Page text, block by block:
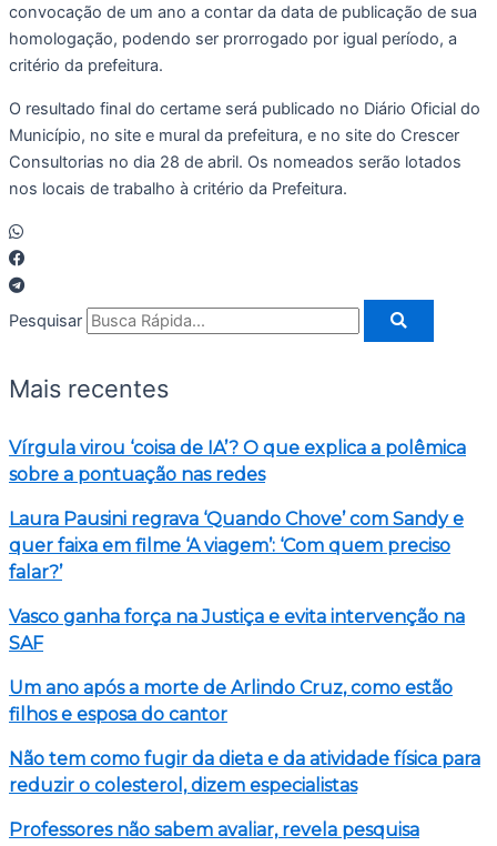
convocação de um ano a contar da data de publicação de sua
homologação, podendo ser prorrogado por igual período, a
critério da prefeitura.
O resultado final do certame será publicado no Diário Oficial do
Município, no site e mural da prefeitura, e no site do Crescer
Consultorias no dia 28 de abril. Os nomeados serão lotados
nos locais de trabalho à critério da Prefeitura.
Pesquisar
Mais recentes
Vírgula virou ‘coisa de IA’? O que explica a polêmica
sobre a pontuação nas redes
Laura Pausini regrava ‘Quando Chove’ com Sandy e
quer faixa em filme ‘A viagem’: ‘Com quem preciso
falar?’
Vasco ganha força na Justiça e evita intervenção na
SAF
Um ano após a morte de Arlindo Cruz, como estão
filhos e esposa do cantor
Não tem como fugir da dieta e da atividade física para
reduzir o colesterol, dizem especialistas
Professores não sabem avaliar, revela pesquisa